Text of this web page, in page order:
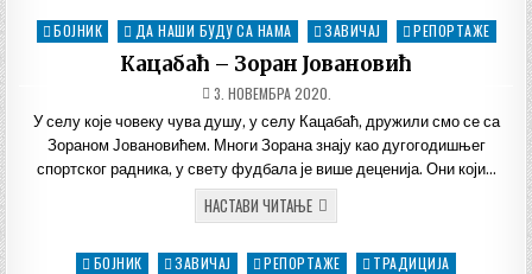
РАДАН
ПЛАНИНИ
Posted
БОЈНИК ДА НАШИ БУДУ СА НАМА ЗАВИЧАЈ РЕПОРТАЖЕ
Кацабаћ – Зоран Јовановић
ДАТУМ
ОБЈАВЉИВАЊА:
3. НОВЕМБРА 2020.
У селу које човеку чува душу, у селу Кацабаћ, дружили смо се са
Зораном Јовановићем. Многи Зорана знају као дугогодишњег
спортског радника, у свету фудбала је више деценија. Они који…
НАСТАВИ ЧИТАЊЕКАЦАБАЋ
–
ЈОВАНОВИЋ
Posted
БОЈНИК ЗАВИЧАЈ РЕПОРТАЖЕ ТРАДИЦИЈА